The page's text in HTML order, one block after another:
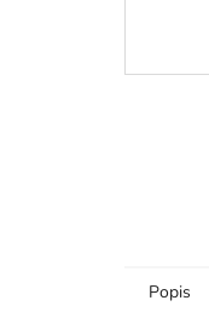
Popis